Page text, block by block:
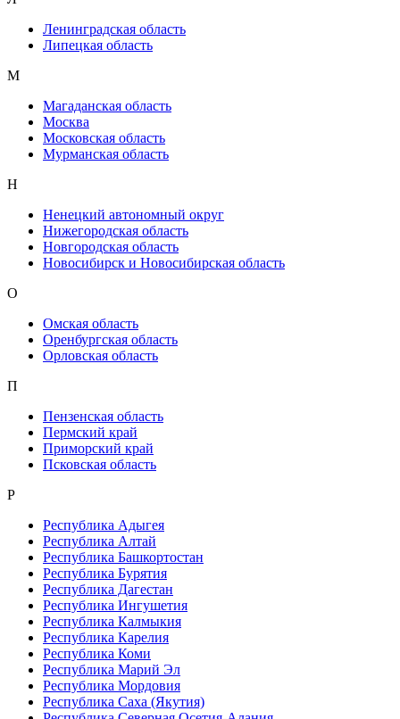
Ленинградская область
Липецкая область
М
Магаданская область
Москва
Московская область
Мурманская область
Н
Ненецкий автономный округ
Нижегородская область
Новгородская область
Новосибирск и Новосибирская область
О
Омская область
Оренбургская область
Орловская область
П
Пензенская область
Пермский край
Приморский край
Псковская область
Р
Республика Адыгея
Республика Алтай
Республика Башкортостан
Республика Бурятия
Республика Дагестан
Республика Ингушетия
Республика Калмыкия
Республика Карелия
Республика Коми
Республика Марий Эл
Республика Мордовия
Республика Саха (Якутия)